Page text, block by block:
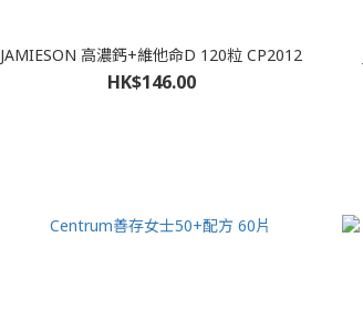
JAMIESON 高濃鈣+維他命D 120粒 CP2012
HK$146.00